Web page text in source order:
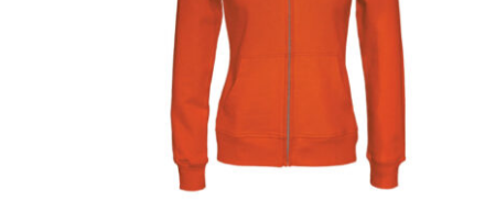
VALITSE VAIHTOEHDOISTA / LISÄTIEDOT